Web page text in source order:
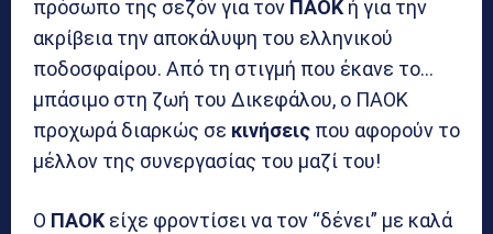
πρόσωπο της σεζόν για τον ΠΑΟΚ ή για την
ακρίβεια την αποκάλυψη του ελληνικού
ποδοσφαίρου. Από τη στιγμή που έκανε το…
μπάσιμο στη ζωή του Δικεφάλου, ο ΠΑΟΚ
προχωρά διαρκώς σε κινήσεις που αφορούν το
μέλλον της συνεργασίας του μαζί του!
Ο ΠΑΟΚ είχε φροντίσει να τον “δένει” με καλά